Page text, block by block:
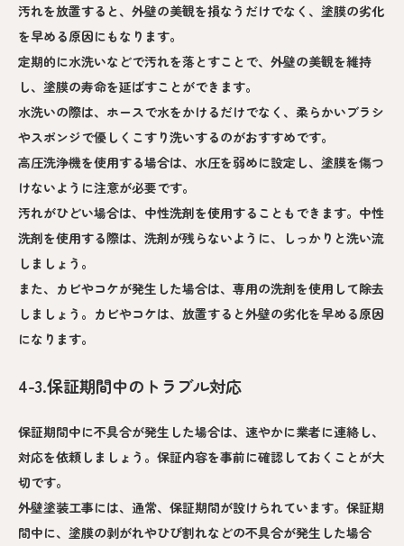
汚れを放置すると、外壁の美観を損なうだけでなく、塗膜の劣化
を早める原因にもなります。
定期的に水洗いなどで汚れを落とすことで、外壁の美観を維持
し、塗膜の寿命を延ばすことができます。
水洗いの際は、ホースで水をかけるだけでなく、柔らかいブラシ
やスポンジで優しくこすり洗いするのがおすすめです。
高圧洗浄機を使用する場合は、水圧を弱めに設定し、塗膜を傷つ
けないように注意が必要です。
汚れがひどい場合は、中性洗剤を使用することもできます。中性
洗剤を使用する際は、洗剤が残らないように、しっかりと洗い流
しましょう。
また、カビやコケが発生した場合は、専用の洗剤を使用して除去
しましょう。カビやコケは、放置すると外壁の劣化を早める原因
になります。
4-3.保証期間中のトラブル対応
保証期間中に不具合が発生した場合は、速やかに業者に連絡し、
対応を依頼しましょう。保証内容を事前に確認しておくことが大
切です。
外壁塗装工事には、通常、保証期間が設けられています。保証期
間中に、塗膜の剥がれやひび割れなどの不具合が発生した場合